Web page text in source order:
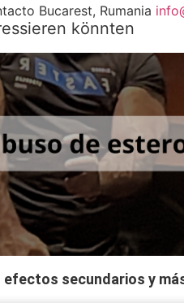
Bucarest, Rumania
könnten
secundarios y